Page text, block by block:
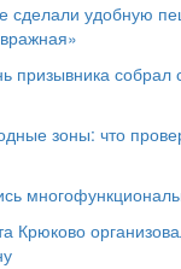
сделали удобную
призывника собрал
зоны: что
Крюково